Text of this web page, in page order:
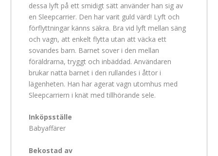
dessa lyft på ett smidigt sätt använder han sig av
en Sleepcarrier. Den har varit guld värd! Lyft och
förflyttningar känns säkra. Bra vid lyft mellan säng
och vagn, att enkelt flytta utan att väcka ett
sovandes barn. Barnet sover i den mellan
föräldrarna, tryggt och inbäddad. Användaren
brukar natta barnet i den rullandes i åttor i
lägenheten. Han har agerat vagn utomhus med
Sleepcarriern i knät med tillhörande sele.
Inköpsställe
Babyaffärer
Bekostad av